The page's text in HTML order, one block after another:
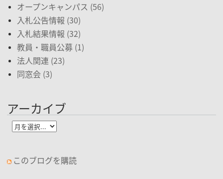
オープンキャンパス (56)
入札公告情報 (30)
入札結果情報 (32)
教員・職員公募 (1)
法人関連 (23)
同窓会 (3)
アーカイブ
このブログを購読